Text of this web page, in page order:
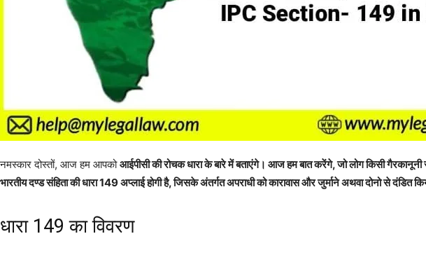
नमस्कार दोस्तों, आज हम आपकोआईपीसी की रोचक धारा के बारे में बताएंगे। आज हम बात करेंगे, जो लोग किसी
भारतीय दण्ड संहिता की धारा 149 अप्लाई होगी है, जिसके अंतर्गत अपराधी को कारावास और जुर्माने अथवा दोनो से दंडित
धारा 149 का विवरण